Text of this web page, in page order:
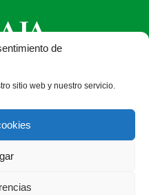
de
sitio web y nuestro servicio.
+34 983 472 350 ·